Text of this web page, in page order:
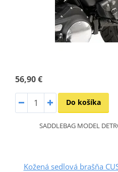
56,90 €
Do košíka
SADDLEBAG MODEL
Kožená sedlová brašňa